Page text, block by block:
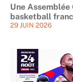
Une Assemblée
basketball
29 JUIN 2026